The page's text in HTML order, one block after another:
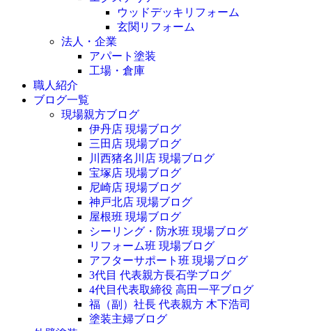
ウッドデッキリフォーム
玄関リフォーム
法人・企業
アパート塗装
工場・倉庫
職人紹介
ブログ一覧
現場親方ブログ
伊丹店 現場ブログ
三田店 現場ブログ
川西猪名川店 現場ブログ
宝塚店 現場ブログ
尼崎店 現場ブログ
神戸北店 現場ブログ
屋根班 現場ブログ
シーリング・防水班 現場ブログ
リフォーム班 現場ブログ
アフターサポート班 現場ブログ
3代目 代表親方長石学ブログ
4代目代表取締役 高田一平ブログ
福（副）社長 代表親方 木下浩司
塗装主婦ブログ